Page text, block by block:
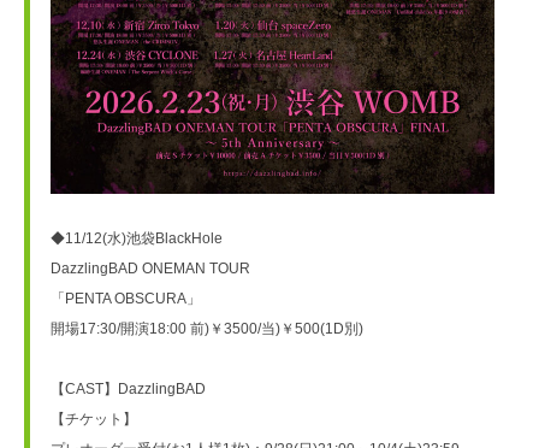
◆11/12(水)池袋BlackHole
DazzlingBAD ONEMAN TOUR
「PENTA OBSCURA」
開場17:30/開演18:00 前)￥3500/当)￥500(1D別)
【CAST】DazzlingBAD
【チケット】